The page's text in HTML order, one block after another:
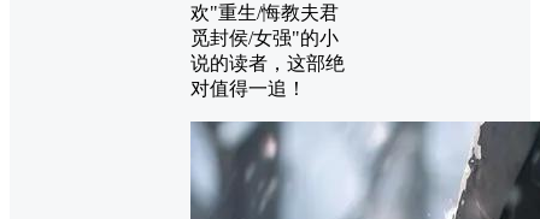
欢"重生/悔教夫君
觅封侯/女强"的小
说的读者，这部绝
对值得一追！